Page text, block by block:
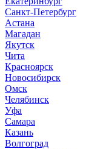
Санкт-Петербург
Астана
Магадан
Якутск
Чита
Красноярск
Новосибирск
Омск
Челябинск
Уфа
Самара
Казань
Волгоград